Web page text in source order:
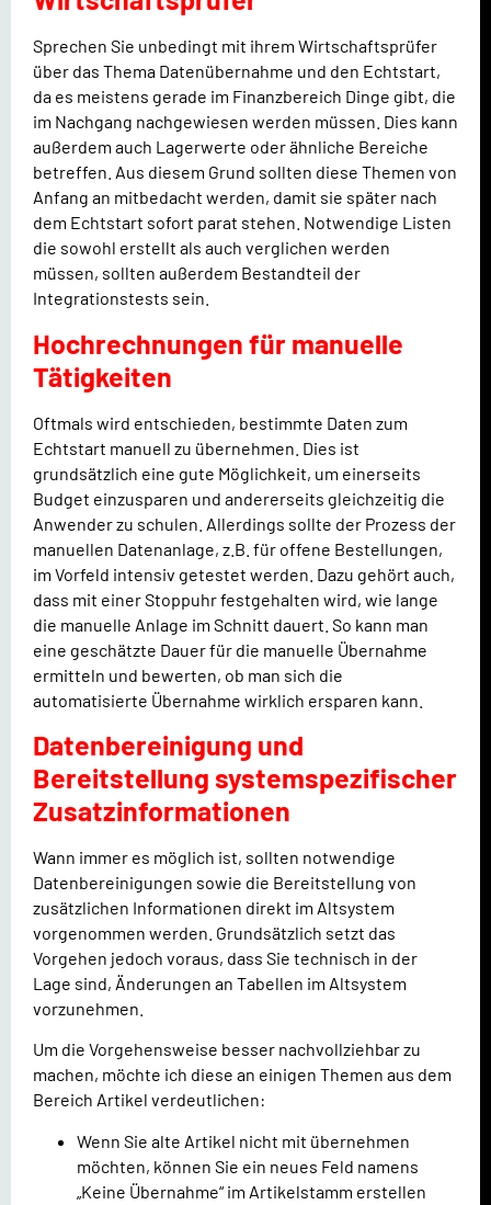
Sprechen Sie unbedingt mit ihrem Wirtschaftsprüfer
über das Thema Datenübernahme und den Echtstart,
da es meistens gerade im Finanzbereich Dinge gibt, die
im Nachgang nachgewiesen werden müssen. Dies kann
außerdem auch Lagerwerte oder ähnliche Bereiche
betreffen. Aus diesem Grund sollten diese Themen von
Anfang an mitbedacht werden, damit sie später nach
dem Echtstart sofort parat stehen. Notwendige Listen
die sowohl erstellt als auch verglichen werden
müssen, sollten außerdem Bestandteil der
Integrationstests sein.
Hochrechnungen für manuelle
Tätigkeiten
Oftmals wird entschieden, bestimmte Daten zum
Echtstart manuell zu übernehmen. Dies ist
grundsätzlich eine gute Möglichkeit, um einerseits
Budget einzusparen und andererseits gleichzeitig die
Anwender zu schulen. Allerdings sollte der Prozess der
manuellen Datenanlage, z.B. für offene Bestellungen,
im Vorfeld intensiv getestet werden. Dazu gehört auch,
dass mit einer Stoppuhr festgehalten wird, wie lange
die manuelle Anlage im Schnitt dauert. So kann man
eine geschätzte Dauer für die manuelle Übernahme
ermitteln und bewerten, ob man sich die
automatisierte Übernahme wirklich ersparen kann.
Datenbereinigung und
Bereitstellung systemspezifischer
Zusatzinformationen
Wann immer es möglich ist, sollten notwendige
Datenbereinigungen sowie die Bereitstellung von
zusätzlichen Informationen direkt im Altsystem
vorgenommen werden. Grundsätzlich setzt das
Vorgehen jedoch voraus, dass Sie technisch in der
Lage sind, Änderungen an Tabellen im Altsystem
vorzunehmen.
Um die Vorgehensweise besser nachvollziehbar zu
machen, möchte ich diese an einigen Themen aus dem
Bereich Artikel verdeutlichen:
Wenn Sie alte Artikel nicht mit übernehmen
möchten, können Sie ein neues Feld namens
„Keine Übernahme“ im Artikelstamm erstellen